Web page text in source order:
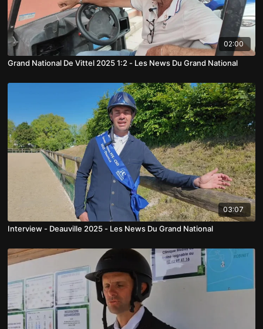
02:00
Grand National De Vittel 2025 1:2 - Les News Du Grand National
03:07
Interview - Deauville 2025 - Les News Du Grand National